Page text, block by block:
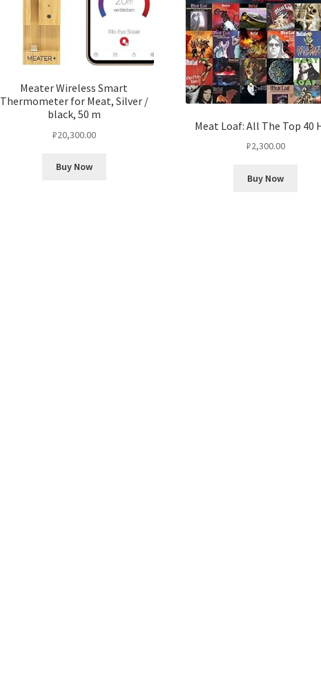
Recipes!]
Meater Wireless Smart
Thermometer for Meat, Silver /
black, 50 m
₽20,300.00
Buy Now
Meat Loaf: All The Top 40
₽2,300.00
Buy Now